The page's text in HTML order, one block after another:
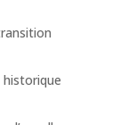
historique